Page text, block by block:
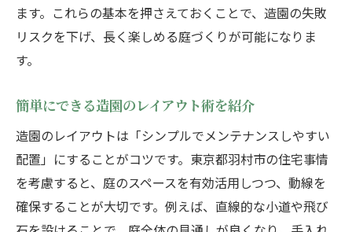
ます。これらの基本を押さえておくことで、造園の失敗
リスクを下げ、長く楽しめる庭づくりが可能になりま
す。
簡単にできる造園のレイアウト術を紹介
造園のレイアウトは「シンプルでメンテナンスしやすい
配置」にすることがコツです。東京都羽村市の住宅事情
を考慮すると、庭のスペースを有効活用しつつ、動線を
確保することが大切です。例えば、直線的な小道や飛び